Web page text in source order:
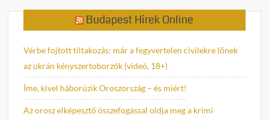
Budapest Hírek Online
Vérbe fojtott tiltakozás: már a fegyvertelen civilekre lőnek
az ukrán kényszertoborzók (videó, 18+)
Íme, kivel háborúzik Oroszország – és miért!
Az orosz elképesztő összefogással oldja meg a krími